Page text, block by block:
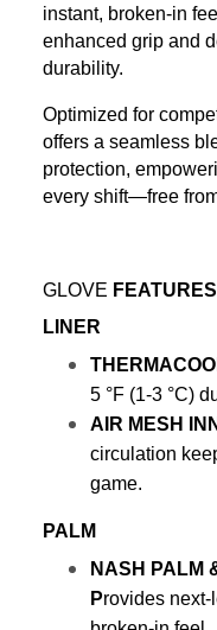
instant, broken-in
enhanced grip and
durability.
Optimized for
offers a seamless
protection,
every shift—free
GLOVE FEATURES
LINER
5 °F (1-3 °C)
AIR MESH
circulation
game.
PALM
NASH PALM
Provides